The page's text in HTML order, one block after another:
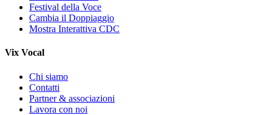
Festival della Voce
Cambia il Doppiaggio
Mostra Interattiva CDC
Vix Vocal
Chi siamo
Contatti
Partner & associazioni
Lavora con noi